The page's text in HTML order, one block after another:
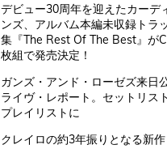
デビュー30周年を迎えたカーデ
ンズ、アルバム本編未収録トラ
集『The Rest Of The Best』が
枚組で発売決定！
ガンズ・アンド・ローゼズ来日
ライヴ・レポート。セットリス
プレイリストに
クレイロの約3年振りとなる新作